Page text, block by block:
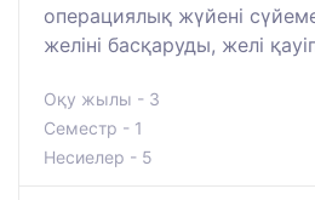
операциялық жүйені
желіні басқаруды, желі
Оқу жылы - 3
Семестр - 1
Несиелер - 5